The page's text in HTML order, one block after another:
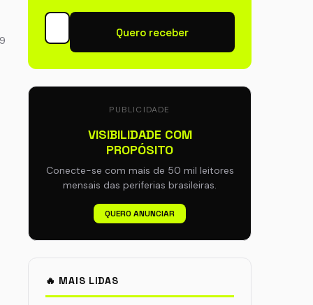
Quero receber
PUBLICIDADE
VISIBILIDADE COM
PROPÓSITO
Conecte-se com mais de 50 mil leitores
mensais das periferias brasileiras.
QUERO ANUNCIAR
🔥 MAIS LIDAS